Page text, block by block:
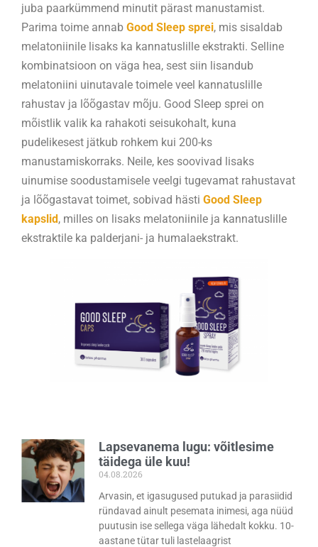
juba paarkümmend minutit pärast manustamist.
Parima toime annab Good Sleep sprei, mis sisaldab
melatoniinile lisaks ka kannatuslille ekstrakti. Selline
kombinatsioon on väga hea, sest siin lisandub
melatoniini uinutavale toimele veel kannatuslille
rahustav ja lõõgastav mõju. Good Sleep sprei on
mõistlik valik ka rahakoti seisukohalt, kuna
pudelikesest jätkub rohkem kui 200-ks
manustamiskorraks. Neile, kes soovivad lisaks
uinumise soodustamisele veelgi tugevamat rahustavat
ja lõõgastavat toimet, sobivad hästi Good Sleep
kapslid, milles on lisaks melatoniinile ja kannatuslille
ekstraktile ka palderjani- ja humalaekstrakt.
Lapsevanema lugu: võitlesime
täidega üle kuu!
04.08.2026
Arvasin, et igasugused putukad ja parasiidid
ründavad ainult pesemata inimesi, aga nüüd
puutusin ise sellega väga lähedalt kokku. 10-
aastane tütar tuli lastelaagrist